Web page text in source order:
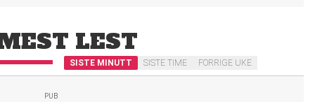
LEST
SISTE MINUTT SISTE TIME FORRIGE UKE